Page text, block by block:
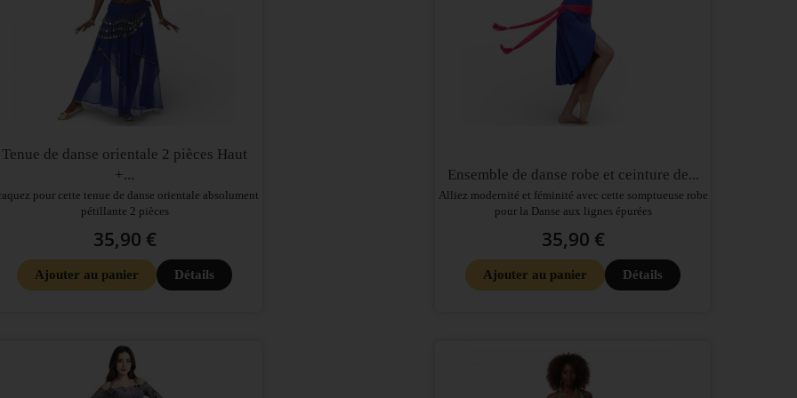
Tenue de danse orientale 2 pièces Haut
+...
pour cette tenue de danse orientale absolument
pétillante 2 pièces
35,90 €
Ajouter au panier Détails
Ensemble de danse robe et ceinture de...
Alliez modernité et féminité avec cette somptueuse robe
pour la Danse aux lignes épurées
35,90 €
Ajouter au panier Détails